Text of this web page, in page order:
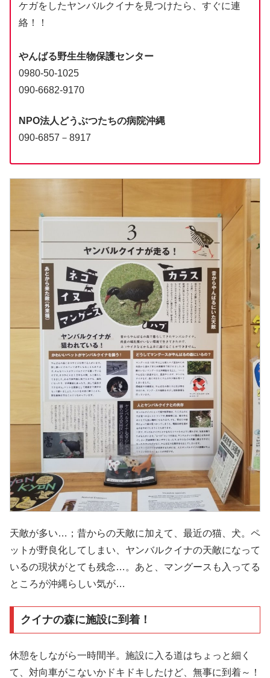
ケガをしたヤンバルクイナを見つけたら、すぐに連
絡！！
やんばる野生生物保護センター
0980-50-1025
090-6682-9170
NPO法人どうぶつたちの病院沖縄
090-6857－8917
天敵が多い…；昔からの天敵に加えて、最近の猫、犬。ペ
ットが野良化してしまい、ヤンバルクイナの天敵になって
いるの現状がとても残念…。あと、マングースも入ってる
ところが沖縄らしい気が…
クイナの森に施設に到着！
休憩をしながら一時間半。施設に入る道はちょっと細く
て、対向車がこないかドキドキしたけど、無事に到着～！